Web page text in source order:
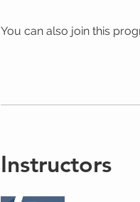
You can also join this
Instructors